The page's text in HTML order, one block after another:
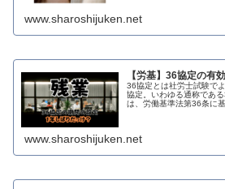
www.sharoshijuken.net
【労基】36協定の有
36協定とは社労士試験で
協定。いわゆる通称であ
は、労働基準法第36条に
www.sharoshijuken.net